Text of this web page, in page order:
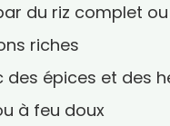
du riz complet
riches
des épices et des
à feu doux